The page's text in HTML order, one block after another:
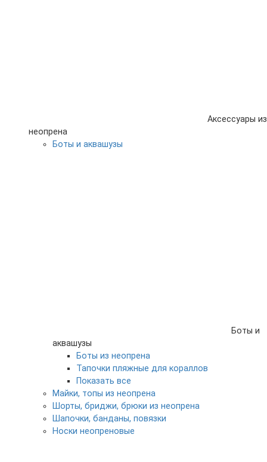
Аксессуары из
неопрена
Боты и аквашузы
Боты и
аквашузы
Боты из неопрена
Тапочки пляжные для кораллов
Показать все
Майки, топы из неопрена
Шорты, бриджи, брюки из неопрена
Шапочки, банданы, повязки
Носки неопреновые